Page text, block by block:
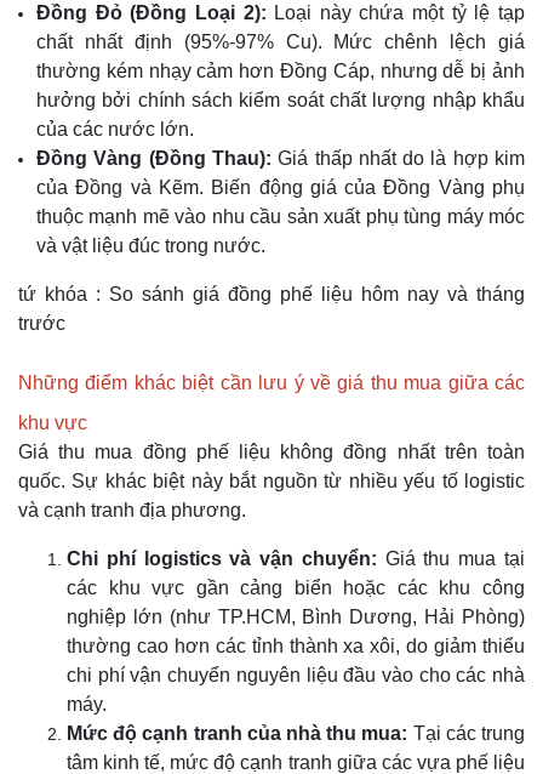
Đồng Đỏ (Đồng Loại 2): Loại này chứa một tỷ lệ tạp
chất nhất định (95%-97% Cu). Mức chênh lệch giá
thường kém nhạy cảm hơn Đồng Cáp, nhưng dễ bị ảnh
hưởng bởi chính sách kiểm soát chất lượng nhập khẩu
của các nước lớn.
Đồng Vàng (Đồng Thau): Giá thấp nhất do là hợp kim
của Đồng và Kẽm. Biến động giá của Đồng Vàng phụ
thuộc mạnh mẽ vào nhu cầu sản xuất phụ tùng máy móc
và vật liệu đúc trong nước.
tứ khóa : So sánh giá đồng phế liệu hôm nay và tháng
trước
Những điểm khác biệt cần lưu ý về giá thu mua giữa các
khu vực
Giá thu mua đồng phế liệu không đồng nhất trên toàn
quốc. Sự khác biệt này bắt nguồn từ nhiều yếu tố logistic
và cạnh tranh địa phương.
Chi phí logistics và vận chuyển: Giá thu mua tại
các khu vực gần cảng biển hoặc các khu công
nghiệp lớn (như TP.HCM, Bình Dương, Hải Phòng)
thường cao hơn các tỉnh thành xa xôi, do giảm thiểu
chi phí vận chuyển nguyên liệu đầu vào cho các nhà
máy.
Mức độ cạnh tranh của nhà thu mua: Tại các trung
tâm kinh tế, mức độ cạnh tranh giữa các vựa phế liệu